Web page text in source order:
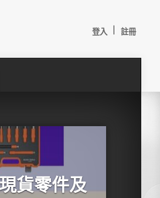
登入 註冊
貨零件及